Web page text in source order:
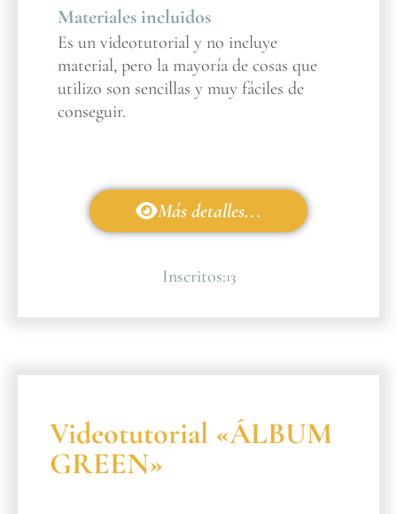
Materiales incluidos
Es un videotutorial y no incluye
material, pero la mayoría de cosas que
utilizo son sencillas y muy fáciles de
conseguir.
Más detalles...
Inscritos:13
Videotutorial «ÁLBUM
GREEN»